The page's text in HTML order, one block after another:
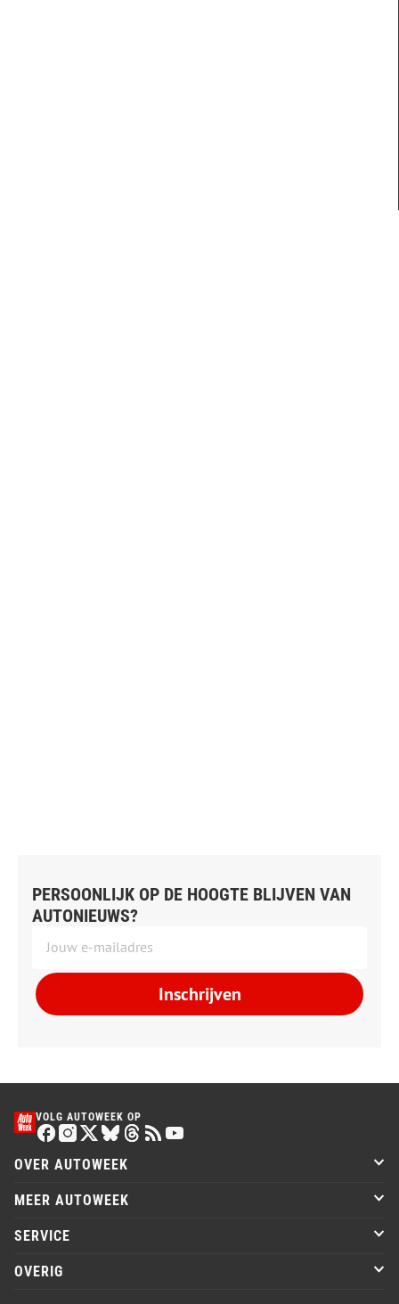
PERSOONLIJK OP DE HOOGTE BLIJVEN VAN
AUTONIEUWS?
Inschrijven
VOLG AUTOWEEK OP
OVER AUTOWEEK
MEER AUTOWEEK
SERVICE
OVERIG